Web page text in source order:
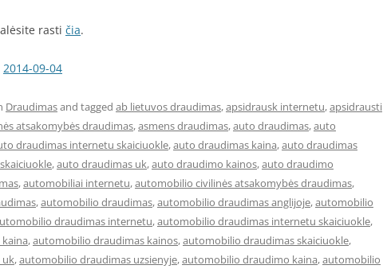
rasti čia.
2014-09-04
Draudimasand tagged ab lietuvos draudimas,apsidrausk internetu,apsidrausti
atsakomybės draudimas,asmens draudimas,auto draudimas,auto
draudimas internetu skaiciuokle,auto draudimas kaina,auto draudimas
,auto draudimas uk,auto draudimo kainos,auto draudimo
,automobiliai internetu,automobilio civilinės atsakomybės draudimas,
,automobilio draudimas,automobilio draudimas anglijoje,automobilio
draudimas internetu,automobilio draudimas internetu skaiciuokle,
,automobilio draudimas kainos,automobilio draudimas skaiciuokle,
uk,automobilio draudimas uzsienyje,automobilio draudimo kaina,automobilio